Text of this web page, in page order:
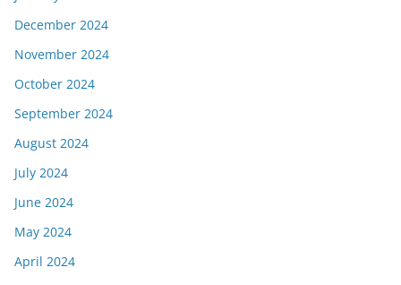
December 2024
November 2024
October 2024
September 2024
August 2024
July 2024
June 2024
May 2024
April 2024